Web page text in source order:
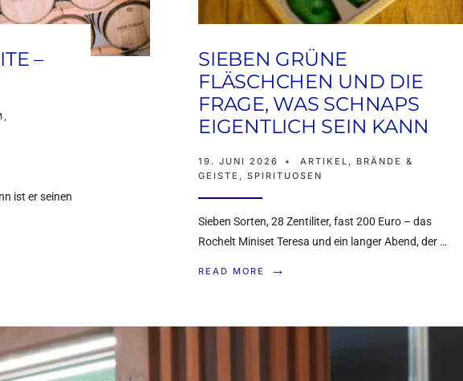
–
,
ist er seinen
SIEBEN GRÜNE
FLÄSCHCHEN UND DIE
FRAGE, WAS SCHNAPS
EIGENTLICH SEIN KANN
19. JUNI 2026 • ARTIKEL , BRÄNDE &
GEISTE , SPIRITUOSEN
Sieben Sorten, 28 Zentiliter, fast 200 Euro – das
Rochelt Miniset Teresa und ein langer Abend, der …
READ MORE →